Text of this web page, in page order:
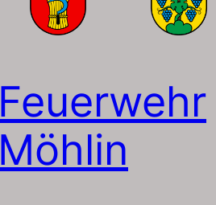
Feuerwehr
Möhlin